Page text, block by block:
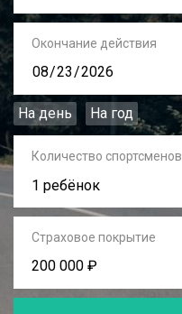
Окончание действия
На день На год
Количество спортсменов
1 ребёнок
Страховое покрытие
200 000 ₽